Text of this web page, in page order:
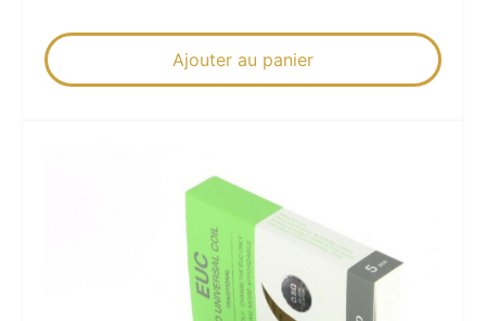
Ajouter au panier